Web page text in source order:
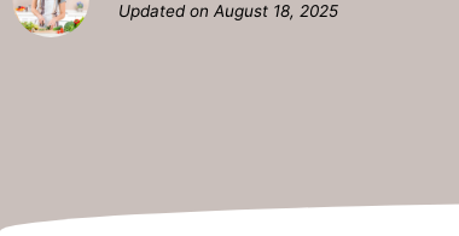
Updated on August 18, 2025